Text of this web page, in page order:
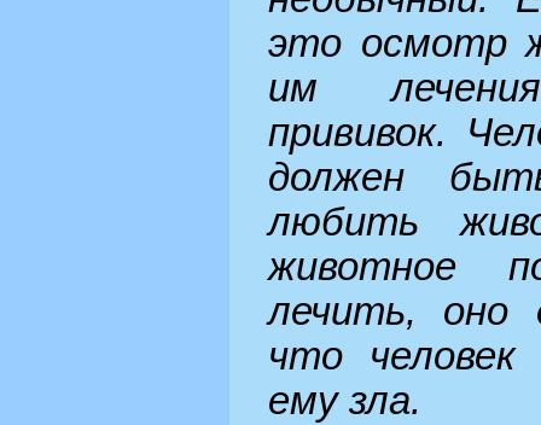
это осмотр
им
прививок.
должен
любить
животное
лечить, оно
что
ему зла.